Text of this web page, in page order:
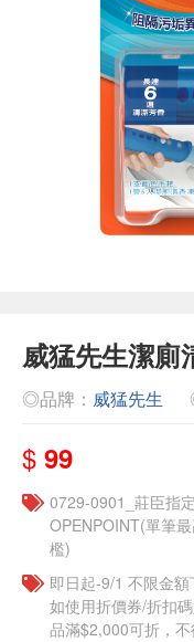
威猛先生潔廁
◎品牌： 威猛先生
$ 99
0729-0901_莊臣指
OPENPOINT(單筆
檻)
即日起-9/1 不限金
如使用折價券/折扣
品滿$2,000可折，